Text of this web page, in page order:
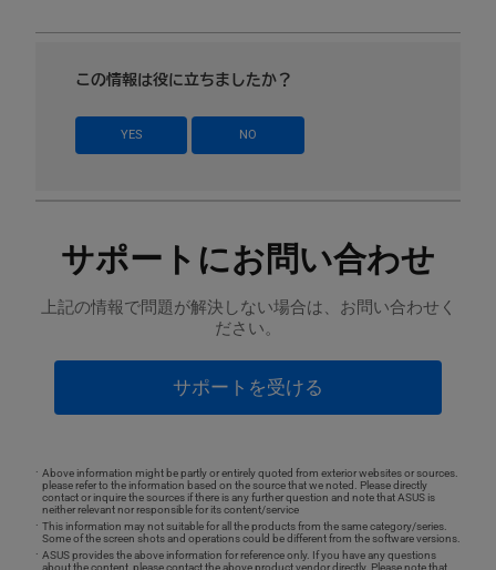
この情報は役に立ちましたか？
YES NO
サポートにお問い合わせ
上記の情報で問題が解決しない場合は、お問い合わせく
ださい。
サポートを受ける
Above information might be partly or entirely quoted from exterior websites or sources.
please refer to the information based on the source that we noted. Please directly
contact or inquire the sources if there is any further question and note that ASUS is
neither relevant nor responsible for its content/service
This information may not suitable for all the products from the same category/series.
Some of the screen shots and operations could be different from the software versions.
ASUS provides the above information for reference only. If you have any questions
about the content, please contact the above product vendor directly. Please note that